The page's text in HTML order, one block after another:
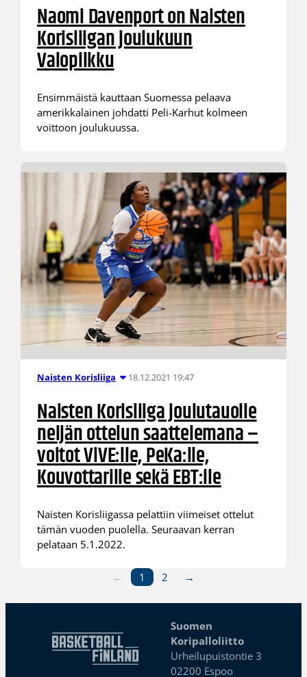
Naomi Davenport on Naisten
Korisliigan joulukuun
Valopilkku
Ensimmäistä kauttaan Suomessa pelaava
amerikkalainen johdatti Peli-Karhut kolmeen
voittoon joulukuussa.
Naisten Korisliiga 18.12.2021 19:47
Naisten Korisliiga joulutauolle
neljän ottelun saattelemana –
voitot ViVE:lle, PeKa:lle,
Kouvottarille sekä EBT:lle
Naisten Korisliigassa pelattiin viimeiset ottelut
tämän vuoden puolella. Seuraavan kerran
pelataan 5.1.2022.
← 1 2 →
Suomen
Koripalloliitto
Urheilupuistontie 3
02200 Espoo